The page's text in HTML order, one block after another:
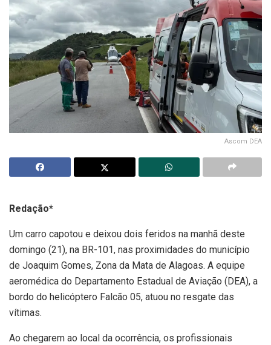
Ascom DEA
Redação*
Um carro capotou e deixou dois feridos na manhã deste
domingo (21), na BR-101, nas proximidades do município
de Joaquim Gomes, Zona da Mata de Alagoas. A equipe
aeromédica do Departamento Estadual de Aviação (DEA), a
bordo do helicóptero Falcão 05, atuou no resgate das
vítimas.
Ao chegarem ao local da ocorrência, os profissionais